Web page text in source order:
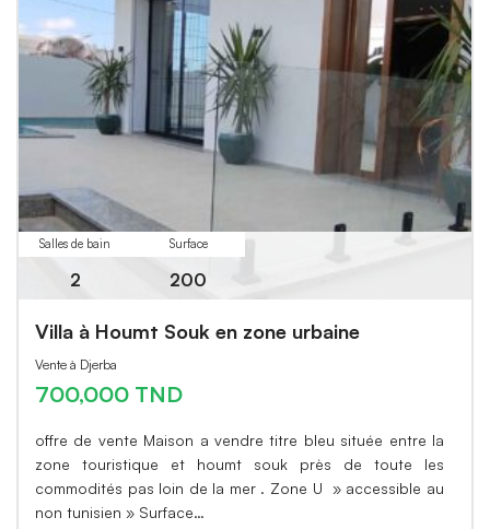
Salles de bain
2
Surface
200
Villa à Houmt Souk en zone urbaine
Vente à Djerba
700,000 TND
offre de vente Maison a vendre titre bleu située entre la
zone touristique et houmt souk près de toute les
commodités pas loin de la mer . Zone U » accessible au
non tunisien » Surface…